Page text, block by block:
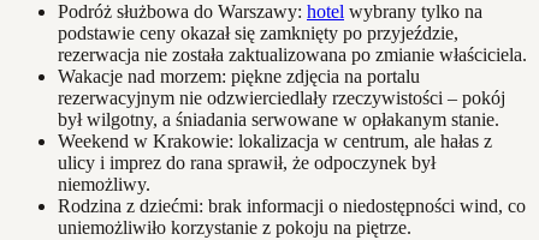
Podróż służbowa do Warszawy: hotel wybrany tylko na
podstawie ceny okazał się zamknięty po przyjeździe,
rezerwacja nie została zaktualizowana po zmianie właściciela.
Wakacje nad morzem: piękne zdjęcia na portalu
rezerwacyjnym nie odzwierciedlały rzeczywistości – pokój
był wilgotny, a śniadania serwowane w opłakanym stanie.
Weekend w Krakowie: lokalizacja w centrum, ale hałas z
ulicy i imprez do rana sprawił, że odpoczynek był
niemożliwy.
Rodzina z dziećmi: brak informacji o niedostępności wind, co
uniemożliwiło korzystanie z pokoju na piętrze.